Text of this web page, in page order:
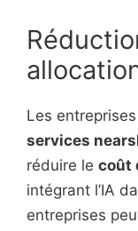
Les
services
réduire le coût
intégrant l’IA
entreprises